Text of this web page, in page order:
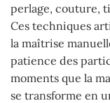
perlage, couture,
Ces techniques
la maîtrise
patience des
moments que la
se transforme en